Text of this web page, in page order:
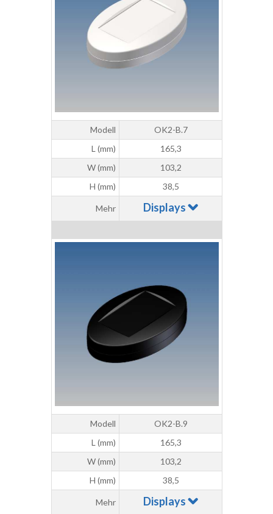
Modell
OK2-B.7
L (mm)
165,3
W (mm)
103,2
H (mm)
38,5
Mehr Displays
Modell
OK2-B.9
L (mm)
165,3
W (mm)
103,2
H (mm)
38,5
Mehr Displays